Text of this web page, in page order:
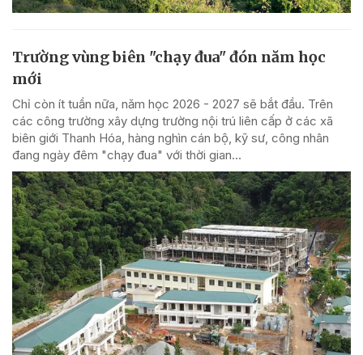
Trường vùng biên "chạy đua" đón năm học
mới
Chỉ còn ít tuần nữa, năm học 2026 - 2027 sẽ bắt đầu. Trên
các công trường xây dựng trường nội trú liên cấp ở các xã
biên giới Thanh Hóa, hàng nghìn cán bộ, kỹ sư, công nhân
đang ngày đêm "chạy đua" với thời gian...